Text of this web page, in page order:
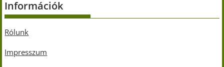
Információk
Rólunk
Impresszum